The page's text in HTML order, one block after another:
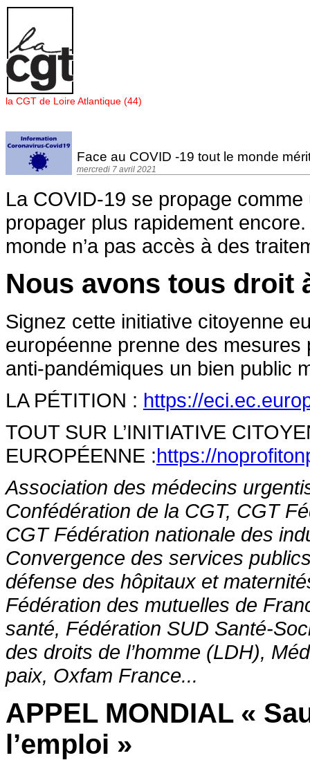
Panneau de gestion des cookies
la CGT de Loire Atlantique (44)
Face au COVID -19 tout le monde
mercredi 7 avril 2021
La COVID-19 se propage
propager plus rapidement
monde n’a pas accès à des
Nous avons tous droit
Signez cette initiative citoyenne
européenne prenne des
anti-pandémiques un bien public
LA PÉTITION : https://
TOUT SUR L’INITIATIVE
EUROPÉENNE :https://
Association des médecins
Confédération de la CGT, CGT
CGT Fédération nationale des
Convergence des services
défense des hôpitaux et
Fédération des mutuelles de
santé, Fédération SUD Santé-
des droits de l’homme (LDH),
paix, Oxfam France...
APPEL MONDIAL «
l’emploi »